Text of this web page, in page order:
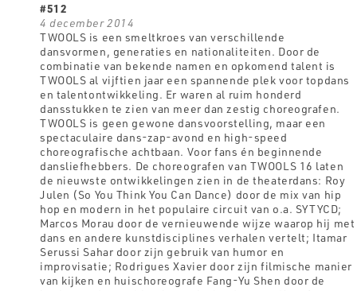
#512
4 december 2014
TWOOLS is een smeltkroes van verschillende
dansvormen, generaties en nationaliteiten. Door de
combinatie van bekende namen en opkomend talent is
TWOOLS al vijftien jaar een spannende plek voor topdans
en talentontwikkeling. Er waren al ruim honderd
dansstukken te zien van meer dan zestig choreografen.
TWOOLS is geen gewone dansvoorstelling, maar een
spectaculaire dans-zap-avond en high-speed
choreografische achtbaan. Voor fans én beginnende
dansliefhebbers. De choreografen van TWOOLS 16 laten
de nieuwste ontwikkelingen zien in de theaterdans: Roy
Julen (So You Think You Can Dance) door de mix van hip
hop en modern in het populaire circuit van o.a. SYTYCD;
Marcos Morau door de vernieuwende wijze waarop hij met
dans en andere kunstdisciplines verhalen vertelt; Itamar
Serussi Sahar door zijn gebruik van humor en
improvisatie; Rodrigues Xavier door zijn filmische manier
van kijken en huischoreografe Fang-Yu Shen door de